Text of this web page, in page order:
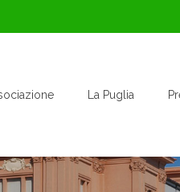
La Puglia